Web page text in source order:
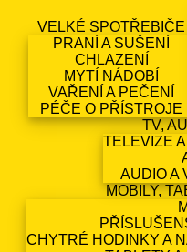
VELKÉ SPOTŘEBIČE
PRANÍ A SUŠENÍ
CHLAZENÍ
MYTÍ NÁDOBÍ
VAŘENÍ A PEČENÍ
PÉČE O PŘÍSTROJE
TV,
TELEVIZE
AUDIO A
MOBILY,
CHYTRÉ HODINKY A